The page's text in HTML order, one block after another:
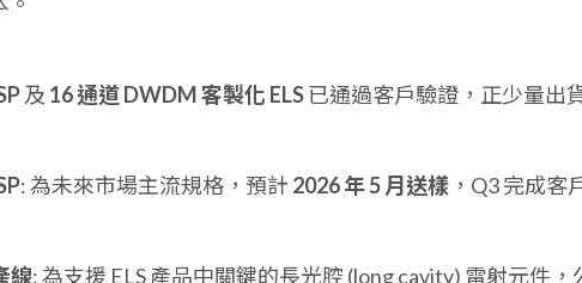
及 16 通道 DWDM 客製化 ELS已通過客戶驗證，正少量出
: 為未來市場主流規格，預計 2026 年 5 月送樣 ，Q3 完成客
線: 為支援 ELS 產品中關鍵的長光腔 (long cavity) 雷射元件，